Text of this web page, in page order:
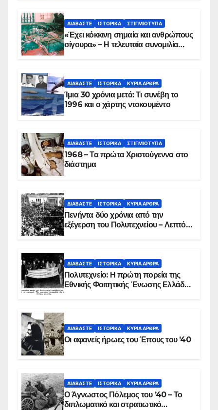
ΔΙΑΒΆΣΤΕ ΙΣΤΟΡΙΚΆ ΣΤΙΓΜΙΌΤΥΠΑ
«Έχει κόκκινη σημαία και ανθρώπους
σίγουρα» – Η τελευταία συνομιλία
ΔΙΑΒΆΣΤΕ ΙΣΤΟΡΙΚΆ ΚΥΡΙΑ ΑΡΘΡΑ
Ίμια 30 χρόνια μετά: Τι συνέβη το
1996 και ο χάρτης ντοκουμέντο
ΔΙΑΒΆΣΤΕ ΙΣΤΟΡΙΚΆ ΣΤΙΓΜΙΌΤΥΠΑ
1968 – Τα πρώτα Χριστούγεννα στο
διάστημα
ΔΙΑΒΆΣΤΕ ΙΣΤΟΡΙΚΆ ΚΥΡΙΑ ΑΡΘΡΑ
Πενήντα δύο χρόνια από την
εξέγερση του Πολυτεχνείου – Λεπτό
ΔΙΑΒΆΣΤΕ ΙΣΤΟΡΙΚΆ ΚΥΡΙΑ ΑΡΘΡΑ
Πολυτεχνείο: Η πρώτη πορεία της
Εθνικής Φοιτητικής Ένωσης Ελλάδος
ΔΙΑΒΆΣΤΕ ΙΣΤΟΡΙΚΆ ΚΥΡΙΑ ΑΡΘΡΑ
Οι αφανείς ήρωες του Έπους του ’40
ΔΙΑΒΆΣΤΕ ΙΣΤΟΡΙΚΆ ΚΥΡΙΑ ΑΡΘΡΑ
Ο Άγνωστος Πόλεμος του ’40 – Το
διπλωματικό και στρατιωτικό